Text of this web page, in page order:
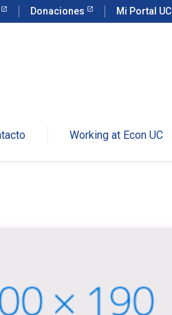
Donaciones Mi Portal UC
Working at Econ UC